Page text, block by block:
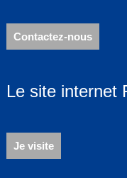
Contactez-nous
Le site internet
Je visite